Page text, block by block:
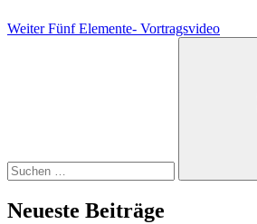
Weiter Fünf Elemente- Vortragsvideo
Neueste Beiträge